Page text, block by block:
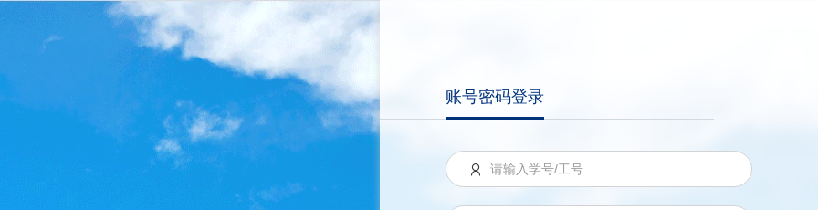
账号密码登录